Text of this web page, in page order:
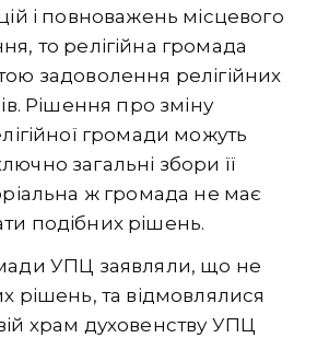
і повноважень місцевого
то релігійна громада
задоволення релігійних
Рішення про зміну
громади можуть
загальні збори її
ж громада не має
подібних рішень.
УПЦ заявляли, що не
рішень, та відмовлялися
храм духовенству УПЦ